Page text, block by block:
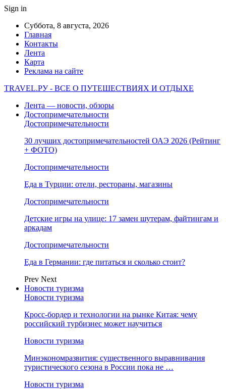
Sign in
Суббота, 8 августа, 2026
Главная
Контакты
Лента
Карта
Реклама на сайте
TRAVEL.РУ - ВСЕ О ПУТЕШЕСТВИЯХ И ОТДЫХЕ
Лента — новости, обзоры
Достопримечательности
Достопримечательности
30 лучших достопримечательностей ОАЭ 2026 (Рейтинг
+ ФОТО)
Достопримечательности
Еда в Турции: отели, рестораны, магазины
Достопримечательности
Детские игры на улице: 17 замен шутерам, файтингам и
аркадам
Достопримечательности
Еда в Германии: где питаться и сколько стоит?
Prev Next
Новости туризма
Новости туризма
Кросс-бордер и технологии на рынке Китая: чему
российский турбизнес может научиться
Новости туризма
Минэкономразвития: существенного выравнивания
туристического сезона в России пока не …
Новости туризма